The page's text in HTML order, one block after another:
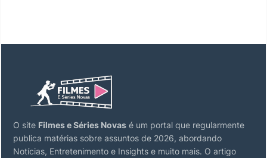
O site Filmes e Séries Novas é um portal que regularmente
publica matérias sobre assuntos de 2026, abordando
Notícias, Entretenimento e Insights e muito mais. O artigo